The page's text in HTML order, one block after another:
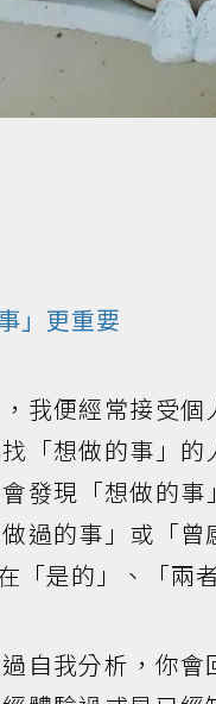
」更重要
我便經常接受
「想做的事」的
發現「想做的
過的事」或「
「是的」、「兩
自我分析，你